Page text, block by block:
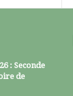
: Seconde
de